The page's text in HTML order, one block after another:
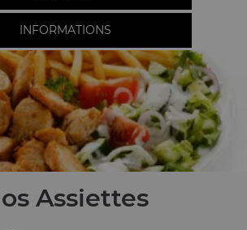
INFORMATIONS
Assiettes